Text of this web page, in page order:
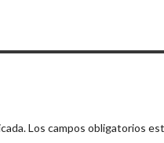
Los campos obligatorios